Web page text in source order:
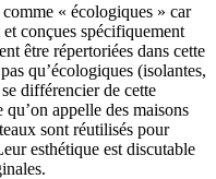
« écologiques » car
conçues spécifiquement
être répertoriées dans cette
qu’écologiques (isolantes,
différencier de cette
appelle des maisons
sont réutilisés pour
esthétique est discutable